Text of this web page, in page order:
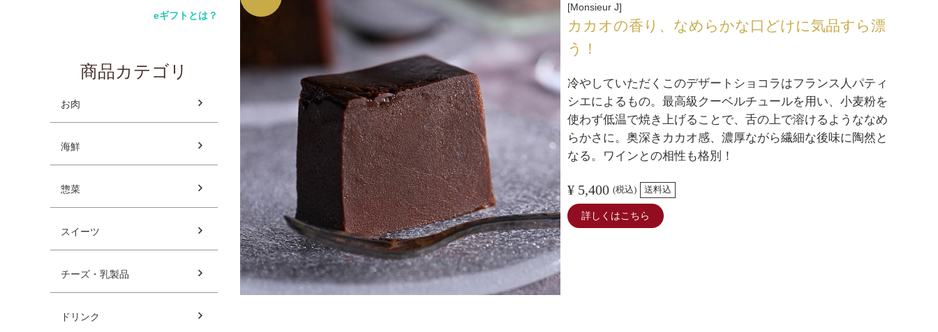
eギフトとは？
商品カテゴリ
お肉
海鮮
惣菜
スイーツ
チーズ・乳製品
ドリンク
Monsieur J
カカオの香り、なめらかな口どけに気品すら漂
う！
冷やしていただくこのデザートショコラはフランス人パティ
シエによるもの。最高級クーベルチュールを用い、小麦粉を
使わず低温で焼き上げることで、舌の上で溶けるようななめ
らかさに。奥深きカカオ感、濃厚ながら繊細な後味に陶然と
なる。ワインとの相性も格別！
¥ 5,400 (税込) 送料込
詳しくはこちら